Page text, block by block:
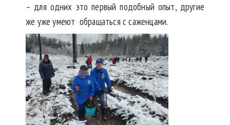
– для одних это первый подобный опыт, другие
же уже умеют обращаться с саженцами.